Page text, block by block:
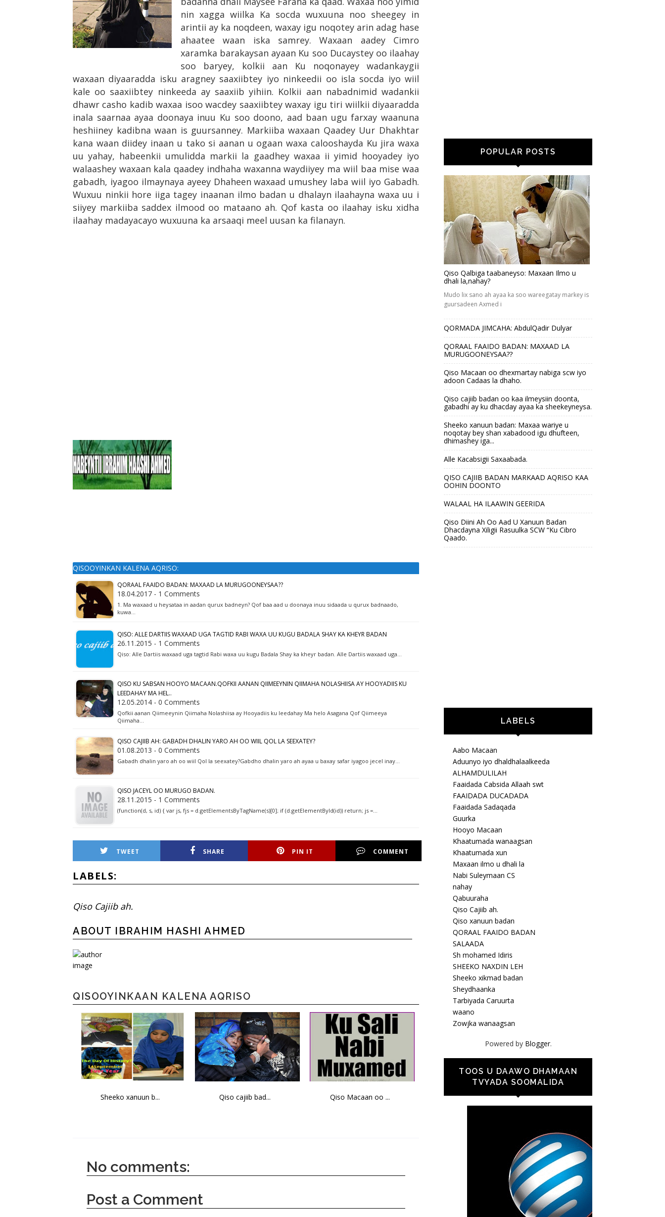
nin xagga wiilka Ka socda wuxuuna noo sheegey in
arintii ay ka noqdeen, waxay igu noqotey arin adag hase
ahaatee waan iska samrey. Waxaan aadey Cimro
xaramka barakaysan ayaan Ku soo Ducaystey oo ilaahay
soo baryey, kolkii aan Ku noqonayey wadankaygii
waxaan diyaaradda isku aragney saaxiibtey iyo ninkeedii oo isla socda iyo wiil
kale oo saaxiibtey ninkeeda ay saaxiib yihiin. Kolkii aan nabadnimid wadankii
dhawr casho kadib waxaa isoo wacdey saaxiibtey waxay igu tiri wiilkii diyaaradda
inala saarnaa ayaa doonaya inuu Ku soo doono, aad baan ugu farxay waanuna
heshiiney kadibna waan is guursanney. Markiiba waxaan Qaadey Uur Dhakhtar
kana waan diidey inaan u tako si aanan u ogaan waxa calooshayda Ku jira waxa
uu yahay, habeenkii umulidda markii la gaadhey waxaa ii yimid hooyadey iyo
walaashey waxaan kala qaadey indhaha waxanna waydiiyey ma wiil baa mise waa
gabadh, iyagoo ilmaynaya ayeey Dhaheen waxaad umushey laba wiil iyo Gabadh.
Wuxuu ninkii hore iiga tagey inaanan ilmo badan u dhalayn ilaahayna waxa uu i
siiyey markiiba saddex ilmood oo mataano ah. Qof kasta oo ilaahay isku xidha
ilaahay madayacayo wuxuuna ka arsaaqi meel uusan ka filanayn.
QISOOYINKAN KALENA AQRISO:
QORAAL FAAIDO BADAN: MAXAAD LA MURUGOONEYSAA??
18.04.2017 - 1 Comments
1. Ma waxaad u heysataa in aadan qurux badneyn? Qof baa aad u doonaya inuu sidaada u qurux badnaado,
kuwa…
QISO: ALLE DARTIIS WAXAAD UGA TAGTID RABI WAXA UU KUGU BADALA SHAY KA KHEYR BADAN
26.11.2015 - 1 Comments
Qiso: Alle Dartiis waxaad uga tagtid Rabi waxa uu kugu Badala Shay ka kheyr badan. Alle Dartiis waxaad uga…
QISO KU SABSAN HOOYO MACAAN.QOFKII AANAN QIIMEEYNIN QIIMAHA NOLASHIISA AY HOOYADIIS KU
LEEDAHAY MA HEL..
12.05.2014 - 0 Comments
Qofkii aanan Qiimeeynin Qiimaha Nolashiisa ay Hooyadiis ku leedahay Ma helo Asagana Qof Qiimeeya
Qiimaha…
QISO CAJIIB AH: GABADH DHALIN YARO AH OO WIIL QOL LA SEEXATEY?
01.08.2013 - 0 Comments
Gabadh dhalin yaro ah oo wiil Qol la seexatey?Gabdho dhalin yaro ah ayaa u baxay safar iyagoo jecel inay…
QISO JACEYL OO MURUGO BADAN.
28.11.2015 - 1 Comments
(function(d, s, id) { var js, fjs = d.getElementsByTagName(s)[0]; if (d.getElementById(id)) return; js =…
TWEET SHARE PIN IT COMMENT
LABELS:
Qiso Cajiib ah.
ABOUT IBRAHIM HASHI AHMED
QISOOYINKAAN KALENA AQRISO
Sheeko xanuun b... Qiso cajiib bad... Qiso Macaan oo ...
No comments:
Post a Comment
POPULAR POSTS
Qiso Qalbiga taabaneyso: Maxaan Ilmo u
dhali la,nahay?
Mudo lix sano ah ayaa ka soo wareegatay markey is
guursadeen Axmed i
QORMADA JIMCAHA: AbdulQadir Dulyar
QORAAL FAAIDO BADAN: MAXAAD LA
MURUGOONEYSAA??
Qiso Macaan oo dhexmartay nabiga scw iyo
adoon Cadaas la dhaho.
Qiso cajiib badan oo kaa ilmeysiin doonta,
gabadhi ay ku dhacday ayaa ka sheekeyneysa.
Sheeko xanuun badan: Maxaa wariye u
noqotay bey shan xabadood igu dhufteen,
dhimashey iga...
Alle Kacabsigii Saxaabada.
QISO CAJIIB BADAN MARKAAD AQRISO KAA
OOHIN DOONTO
WALAAL HA ILAAWIN GEERIDA
Qiso Diini Ah Oo Aad U Xanuun Badan
Dhacdayna Xiligii Rasuulka SCW “Ku Cibro
Qaado.
LABELS
Aabo Macaan
Aduunyo iyo dhaldhalaalkeeda
ALHAMDULILAH
Faaidada Cabsida Allaah swt
FAAIDADA DUCADADA
Faaidada Sadaqada
Guurka
Hooyo Macaan
Khaatumada wanaagsan
Khaatumada xun
Maxaan ilmo u dhali la
Nabi Suleymaan CS
nahay
Qabuuraha
Qiso Cajiib ah.
Qiso xanuun badan
QORAAL FAAIDO BADAN
SALAADA
Sh mohamed Idiris
SHEEKO NAXDIN LEH
Sheeko xikmad badan
Sheydhaanka
Tarbiyada Caruurta
waano
Zowjka wanaagsan
Powered by Blogger.
TOOS U DAAWO DHAMAAN
TVYADA SOOMALIDA